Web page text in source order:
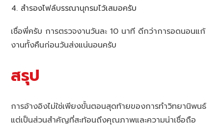
สำรองไฟล์บรรณานุกรมไว้เสมอครับ
เชื่อพี่ครับ การตรวจงานวันละ 10 นาที ดีกว่าการอดนอนแก้
งานทั้งคืนก่อนวันส่งแน่นอนครับ
สรุป
การอ้างอิงไม่ใช่เพียงขั้นตอนสุดท้ายของการทำวิทยานิพนธ์
แต่เป็นส่วนสำคัญที่สะท้อนถึงคุณภาพและความน่าเชื่อถือ